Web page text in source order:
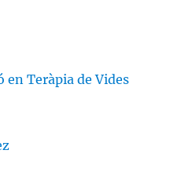
en Teràpia de Vides